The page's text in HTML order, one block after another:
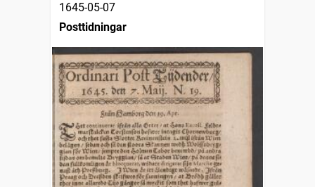
1645-05-07
Posttidningar